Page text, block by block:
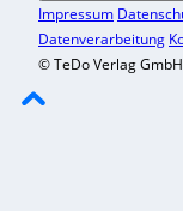
Impressum
Datenverarbeitung
© TeDo Verlag